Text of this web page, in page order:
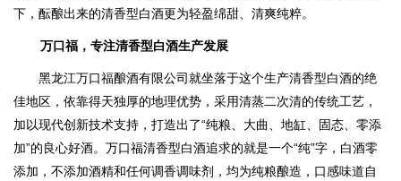
下，酝酿出来的清香型白酒更为轻盈绵甜、清爽纯粹。
万口福，专注清香型白酒生产发展
黑龙江万口福酿酒有限公司就坐落于这个生产清香型白酒的绝
佳地区，依靠得天独厚的地理优势，采用清蒸二次清的传统工艺，
加以现代创新技术支持，打造出了“纯粮、大曲、地缸、固态、零添
加”的良心好酒。万口福清香型白酒追求的就是一个“纯”字，白酒零
添加，不添加酒精和任何调香调味剂，均为纯粮酿造，口感味道自